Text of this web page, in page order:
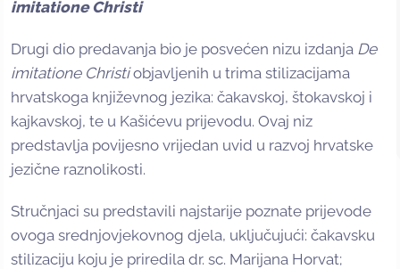
imitatione Christi
Drugi dio predavanja bio je posvećen nizu izdanja De
imitatione Christiobjavljenih u trima stilizacijama
hrvatskoga književnog jezika: čakavskoj, štokavskoj i
kajkavskoj, te u Kašićevu prijevodu. Ovaj niz
predstavlja povijesno vrijedan uvid u razvoj hrvatske
jezične raznolikosti.
Stručnjaci su predstavili najstarije poznate prijevode
ovoga srednjovjekovnog djela, uključujući: čakavsku
stilizaciju koju je priredila dr. sc. Marijana Horvat;